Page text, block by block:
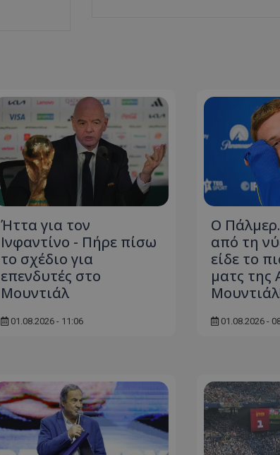
Ήττα για τον
Ινφαντίνο - Πήρε πίσω
το σχέδιο για
επενδυτές στο
Μουντιάλ
01.08.2026 - 11:06
Ο
από τη
είδε το
ματς της
01.08.2026 -